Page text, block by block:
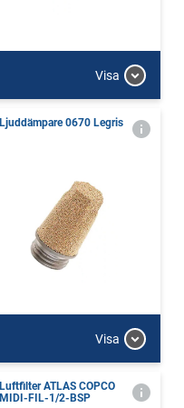
Visa
Ljuddämpare 0670 Legris
Visa
Luftfilter ATLAS COPCO
MIDI-FIL-1/2-BSP